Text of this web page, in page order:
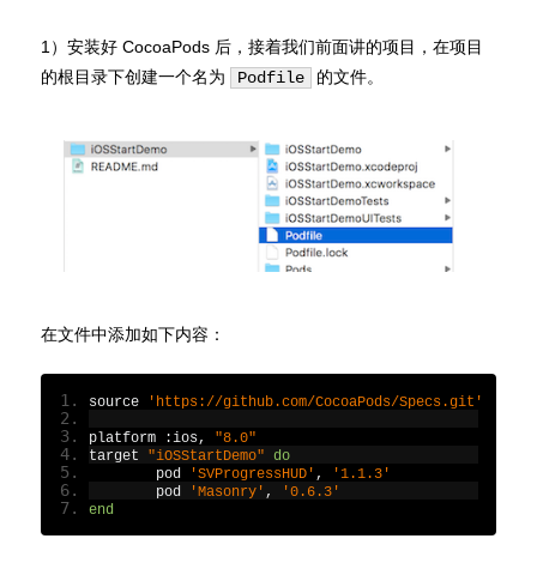
1）安装好 CocoaPods 后，接着我们前面讲的项目，在项目
的根目录下创建一个名为
Podfile 的文件。
在文件中添加如下内容：
source 'https://github.com/CocoaPods/Specs.git'
platform :ios,
"8.0"
target
"iOSStartDemo" do
	pod
'SVProgressHUD' ,
'1.1.3'
	pod
'Masonry' ,
'0.6.3'
end